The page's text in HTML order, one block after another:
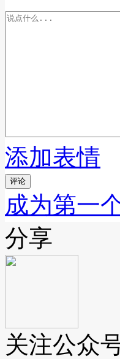
添加表情
评论
成为第一
分享
关注公众